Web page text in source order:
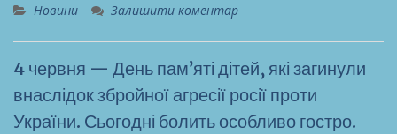
Новини Залишити коментар
4 червня — День пам’яті дітей, які загинули
внаслідок збройної агресії росії проти
України. Сьогодні болить особливо гостро.